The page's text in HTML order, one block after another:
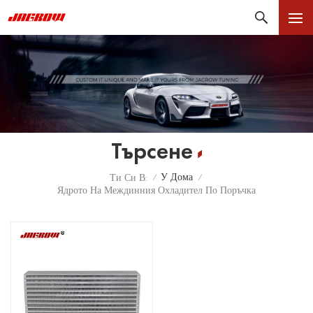
Търсене
Ти Си В: / У Дома /
Ядрото На Междинния Охладител По Поръчка